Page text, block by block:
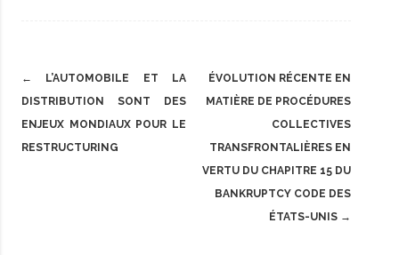
Post
navigation
←
L’AUTOMOBILE ET LA
DISTRIBUTION SONT DES
ENJEUX MONDIAUX POUR LE
RESTRUCTURING
ÉVOLUTION RÉCENTE EN
MATIÈRE DE PROCÉDURES
COLLECTIVES
TRANSFRONTALIÈRES EN
VERTU DU CHAPITRE 15 DU
BANKRUPTCY CODE DES
ÉTATS-UNIS →